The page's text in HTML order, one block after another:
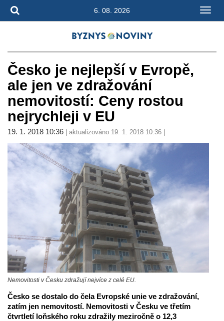
6. 08. 2026
Česko je nejlepší v Evropě,
ale jen ve zdražování
nemovitostí: Ceny rostou
nejrychleji v EU
19. 1. 2018 10:36 | aktualizováno 19. 1. 2018 10:36 |
Nemovitosti v Česku zdražují nejvíce z celé EU.
Česko se dostalo do čela Evropské unie ve zdražování,
zatím jen nemovitostí. Nemovitosti v Česku ve třetím
čtvrtletí loňského roku zdražily meziročně o 12,3